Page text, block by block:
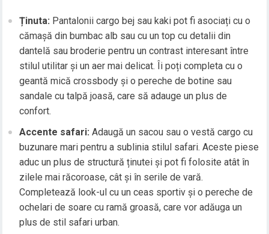
Ținuta: Pantalonii cargo bej sau kaki pot fi asociați cu o
cămașă din bumbac alb sau cu un top cu detalii din
dantelă sau broderie pentru un contrast interesant între
stilul utilitar și un aer mai delicat. Îi poți completa cu o
geantă mică crossbody și o pereche de botine sau
sandale cu talpă joasă, care să adauge un plus de
confort.
Accente safari: Adaugă un sacou sau o vestă cargo cu
buzunare mari pentru a sublinia stilul safari. Aceste piese
aduc un plus de structură ținutei și pot fi folosite atât în
zilele mai răcoroase, cât și în serile de vară.
Completează look-ul cu un ceas sportiv și o pereche de
ochelari de soare cu ramă groasă, care vor adăuga un
plus de stil safari urban.